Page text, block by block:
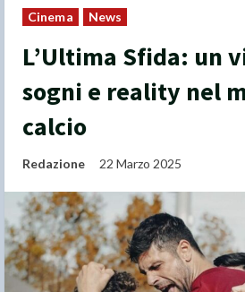
Cinema News
L’Ultima Sfida: un
sogni e reality nel
calcio
Redazione 22 Marzo 2025